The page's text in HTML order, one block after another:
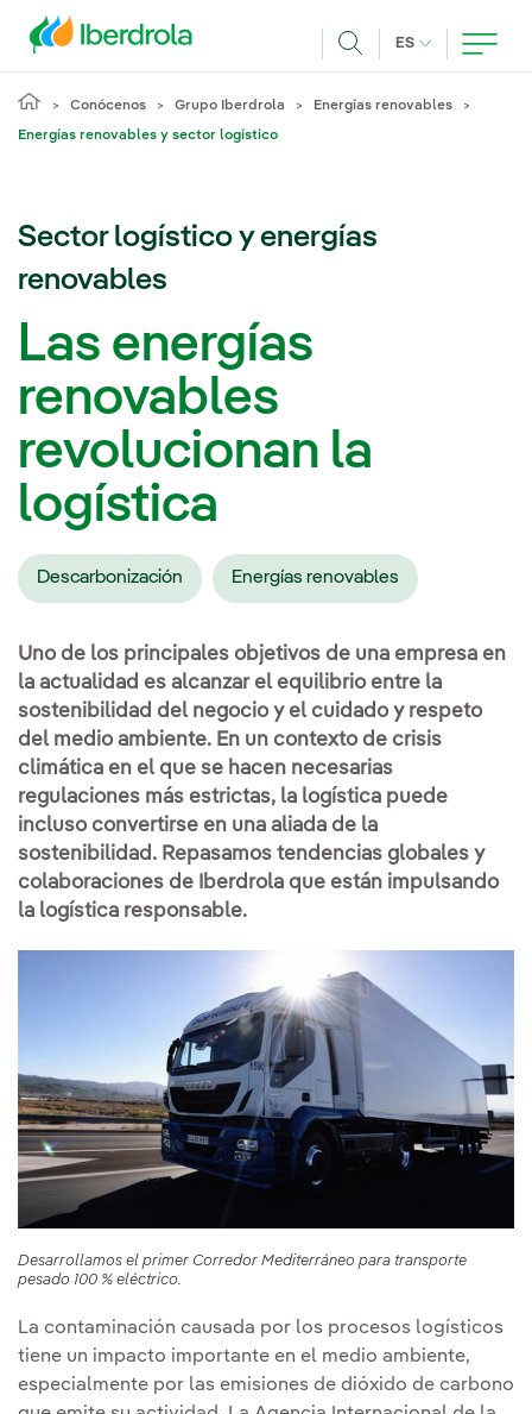
ES IDIOMA
Conócenos Grupo Iberdrola Energías renovables
Energías renovables y sector logístico
Sector logístico y energías
renovables
Las energías
renovables
revolucionan la
logística
Descarbonización Energías renovables
Uno de los principales objetivos de una empresa en
la actualidad es alcanzar el equilibrio entre la
sostenibilidad del negocio y el cuidado y respeto
del medio ambiente. En un contexto de crisis
climática en el que se hacen necesarias
regulaciones más estrictas, la logística puede
incluso convertirse en una aliada de la
sostenibilidad. Repasamos tendencias globales y
colaboraciones de Iberdrola que están impulsando
la logística responsable.
Desarrollamos el primer Corredor Mediterráneo para transporte
pesado 100 % eléctrico.
La contaminación causada por los procesos logísticos
tiene un impacto importante en el medio ambiente,
especialmente por las emisiones de dióxido de carbono